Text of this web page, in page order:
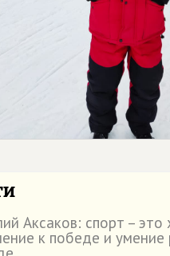
Аксаков: спорт – это
к победе и умение